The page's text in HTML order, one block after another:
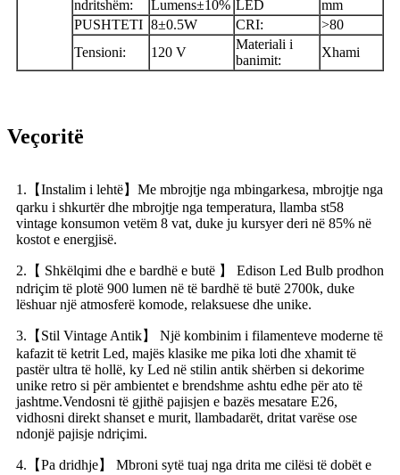
ndritshëm:
Lumens±10% LED
mm
PUSHTETI 8±0.5W CRI:
>80
Tensioni:
120 V
Materiali i
banimit:
Xhami
Veçoritë
1.【Instalim i lehtë】Me mbrojtje nga mbingarkesa, mbrojtje nga
qarku i shkurtër dhe mbrojtje nga temperatura, llamba st58
vintage konsumon vetëm 8 vat, duke ju kursyer deri në 85% në
kostot e energjisë.
2.【 Shkëlqimi dhe e bardhë e butë 】 Edison Led Bulb prodhon
ndriçim të plotë 900 lumen në të bardhë të butë 2700k, duke
lëshuar një atmosferë komode, relaksuese dhe unike.
3.【Stil Vintage Antik】 Një kombinim i filamenteve moderne të
kafazit të ketrit Led, majës klasike me pika loti dhe xhamit të
pastër ultra të hollë, ky Led në stilin antik shërben si dekorime
unike retro si për ambientet e brendshme ashtu edhe për ato të
jashtme.Vendosni të gjithë pajisjen e bazës mesatare E26,
vidhosni direkt shanset e murit, llambadarët, dritat varëse ose
ndonjë pajisje ndriçimi.
4.【Pa dridhje】 Mbroni sytë tuaj nga drita me cilësi të dobët e